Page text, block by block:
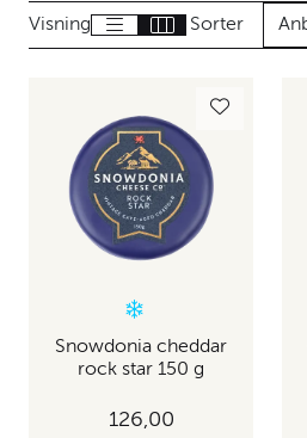
Visning Sorter
Snowdonia cheddar
rock star 150 g
126,00